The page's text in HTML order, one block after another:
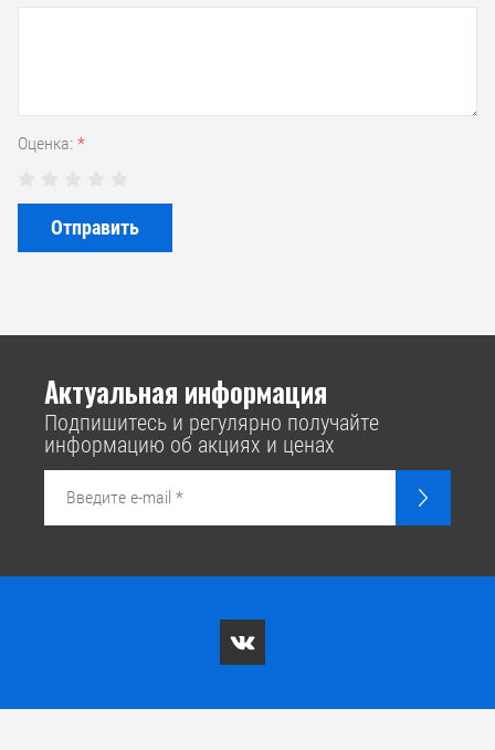
Оценка: *
Отправить
Актуальная информация
Подпишитесь и регулярно получайте
информацию об акциях и ценах